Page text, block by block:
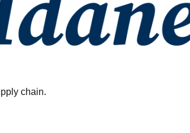
chain.